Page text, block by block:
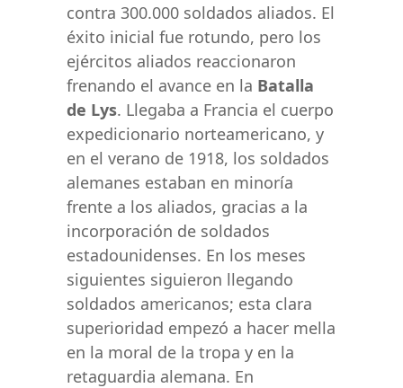
contra 300.000 soldados aliados. El
éxito inicial fue rotundo, pero los
ejércitos aliados reaccionaron
frenando el avance en la Batalla
de Lys. Llegaba a Francia el cuerpo
expedicionario norteamericano, y
en el verano de 1918, los soldados
alemanes estaban en minoría
frente a los aliados, gracias a la
incorporación de soldados
estadounidenses. En los meses
siguientes siguieron llegando
soldados americanos; esta clara
superioridad empezó a hacer mella
en la moral de la tropa y en la
retaguardia alemana. En